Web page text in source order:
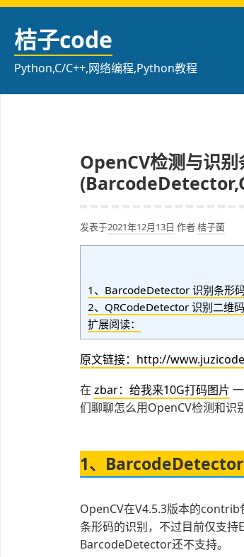
跳
桔子code
Python,C/C++,网络编程,Python教程
OpenCV检测与识
发表于2021年12月13日 作者桔子菌
1、BarcodeDetector 识别条形
2、QRCodeDetector 识别二维码
扩展阅读：
原文链接：http://
​在 zbar：给我来10G打码图片
们聊聊怎么用OpenCV检测和识
1、BarcodeDetector
OpenCV在V4.5.3版本的
条形码的识别，不过目前仅支持
BarcodeDetector还不支持。